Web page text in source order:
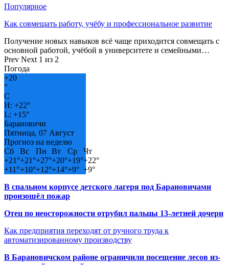
Популярное
Как совмещать работу, учёбу и профессиональное развитие
Получение новых навыков всё чаще приходится совмещать с
основной работой, учёбой в университете и семейными…
Prev Next 1 из 2
Погода
+20
°
C
H: +22°
L: +15°
Барановичи
Пятница, 07 Август
Прогноз на неделю
Сб
Вс Пн Вт Ср
Чт
+21°+21°+27°+20°+19°+22°
+11°+10°+12°+14°+9° +9°
В спальном корпусе детского лагеря под Барановичами
произошёл пожар
Отец по неосторожности отрубил пальцы 13-летней дочери
Как предприятия переходят от ручного труда к
автоматизированному производству
В Барановичском районе ограничили посещение лесов из-